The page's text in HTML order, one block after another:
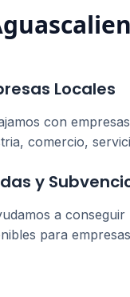
Locales
con
comercio,
y
a
para